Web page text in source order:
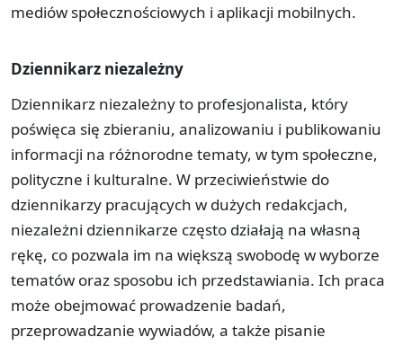
mediów społecznościowych i aplikacji mobilnych.
Dziennikarz niezależny
Dziennikarz niezależny to profesjonalista, który
poświęca się zbieraniu, analizowaniu i publikowaniu
informacji na różnorodne tematy, w tym społeczne,
polityczne i kulturalne. W przeciwieństwie do
dziennikarzy pracujących w dużych redakcjach,
niezależni dziennikarze często działają na własną
rękę, co pozwala im na większą swobodę w wyborze
tematów oraz sposobu ich przedstawiania. Ich praca
może obejmować prowadzenie badań,
przeprowadzanie wywiadów, a także pisanie